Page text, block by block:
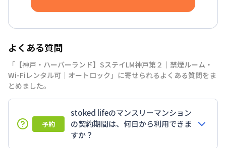
よくある質問
「【神戸・ハーバーランド】SステイLM神戸第２｜禁煙ルーム・
Wi-Fiレンタル可｜オートロック」に寄せられるよくある質問をま
とめました。
予約
stoked lifeのマンスリーマンション
の契約期間は、何日から利用できま
すか？